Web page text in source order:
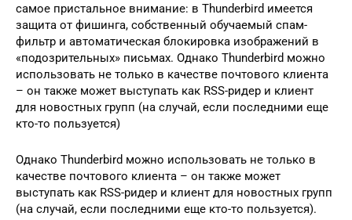
самое пристальное внимание: в Thunderbird имеется
защита от фишинга, собственный обучаемый спам-
фильтр и автоматическая блокировка изображений в
«подозрительных» письмах. Однако Thunderbird можно
использовать не только в качестве почтового клиента
– он также может выступать как RSS-ридер и клиент
для новостных групп (на случай, если последними еще
кто-то пользуется)
Однако Thunderbird можно использовать не только в
качестве почтового клиента – он также может
выступать как RSS-ридер и клиент для новостных групп
(на случай, если последними еще кто-то пользуется).